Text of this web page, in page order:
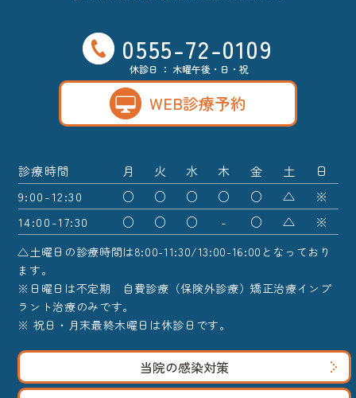
0555-72-0109
休診日 ： 木曜午後・日・祝
WEB診療予約
診療時間 月 火 水 木 金 土
日
9:00-12:30
○ ○ ○ ○ ○ △
※
14:00-17:30
○ ○ ○ - ○ △ ※
△土曜日の診療時間は8:00-11:30/13:00-16:00となっており
ます。
※日曜日は不定期 自費診療（保険外診療）矯正治療インプ
ラント治療のみです。
※ 祝日・月末最終木曜日は休診日です。
当院の感染対策